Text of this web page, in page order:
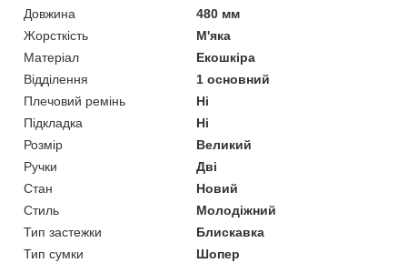
Довжина
480 мм
Жорсткість
М'яка
Матеріал
Екошкіра
Відділення
1 основний
Плечовий ремінь
Ні
Підкладка
Ні
Розмір
Великий
Ручки
Дві
Стан
Новий
Стиль
Молодіжний
Тип застежки
Блискавка
Тип сумки
Шопер